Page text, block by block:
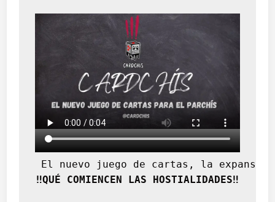
El nuevo juego de cartas, la
‼️QUÉ COMIENCEN LAS HOSTIALIDADES‼️